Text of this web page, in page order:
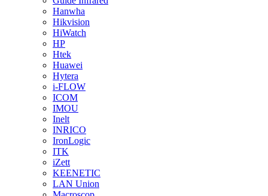
Hanwha
Hikvision
HiWatch
HP
Htek
Huawei
Hytera
i-FLOW
ICOM
IMOU
Inelt
INRICO
IronLogic
ITK
iZett
KEENETIC
LAN Union